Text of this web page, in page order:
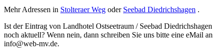
Mehr Adressen in Stolteraer Weg oder Seebad Diedrichshagen .
Ist der Eintrag von Landhotel Ostseetraum / Seebad Diedrichshagen
noch aktuell? Wenn nein, dann schreiben Sie uns bitte eine eMail an
info@web-mv.de.